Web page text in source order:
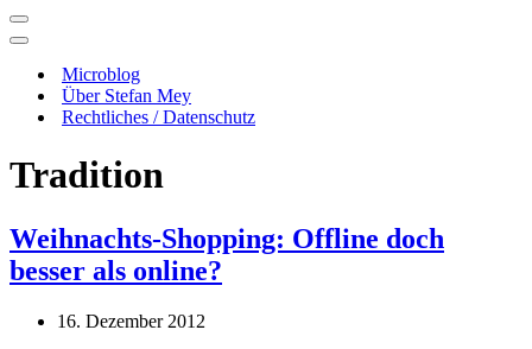
Navigationsmenü
Navigationsmenü
Microblog
Über Stefan Mey
Rechtliches / Datenschutz
Tradition
Weihnachts-Shopping: Offline doch
besser als online?
16. Dezember 2012